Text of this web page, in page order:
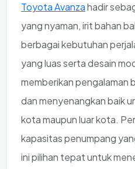
Toyota Avanzahadir
yang nyaman, irit bahan
berbagai kebutuhan
yang luas serta desain
memberikan pengalaman
dan menyenangkan baik
kota maupun luar kota.
kapasitas penumpang
ini pilihan tepat untuk